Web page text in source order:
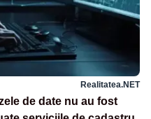
Realitatea.NET
de date nu au fost